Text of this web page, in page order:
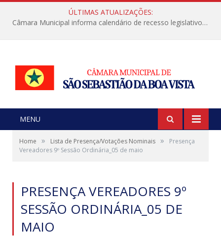
ÚLTIMAS ATUALIZAÇÕES:
Câmara Municipal informa calendário de recesso legislativo de julho
MENU
Home » Lista de Presença/Votações Nominais »
Presença
Vereadores 9º Sessão Ordinária_05 de maio
PRESENÇA VEREADORES 9º
SESSÃO ORDINÁRIA_05 DE
MAIO